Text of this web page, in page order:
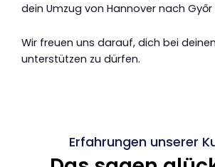
dein Umzug von Hannover nach Győr
Wir freuen uns darauf, dich bei
unterstützen zu dürfen.
Erfahrungen unserer